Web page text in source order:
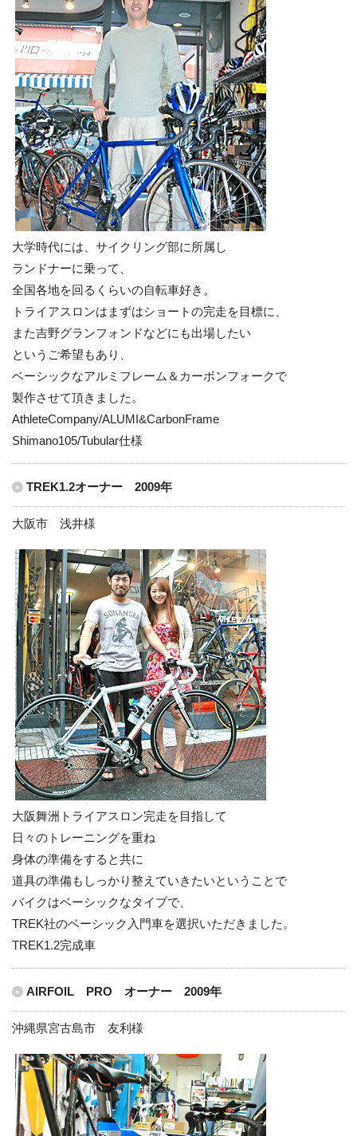
大学時代には、サイクリング部に所属し
ランドナーに乗って、
全国各地を回るくらいの自転車好き。
トライアスロンはまずはショートの完走を目標に、
また吉野グランフォンドなどにも出場したい
というご希望もあり、
ベーシックなアルミフレーム＆カーボンフォークで
製作させて頂きました。
AthleteCompany/ALUMI&CarbonFrame
Shimano105/Tubular仕様
TREK1.2オーナー 2009年
大阪市 浅井様
大阪舞洲トライアスロン完走を目指して
日々のトレーニングを重ね
身体の準備をすると共に
道具の準備もしっかり整えていきたいということで
バイクはベーシックなタイプで、
TREK社のベーシック入門車を選択いただきました。
TREK1.2完成車
AIRFOIL PRO オーナー 2009年
沖縄県宮古島市 友利様